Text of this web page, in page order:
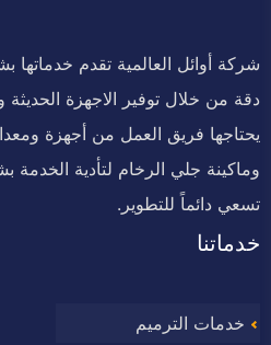
شركة أوائل العالمية تقدم خدماتها
دقة من خلال توفير الاجهزة الحديثة
يحتاجها فريق العمل من أجهزة
وماكينة جلي الرخام لتأدية
تسعي دائماً للتطوير.
خدماتنا
خدمات الترميم